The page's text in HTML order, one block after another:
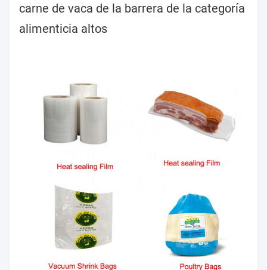
carne de vaca de la barrera de la categoría
alimenticia altos